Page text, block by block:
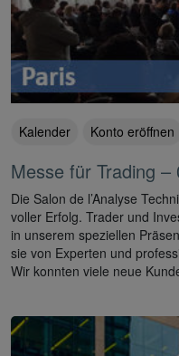
Kalender Konto eröffnen
Messe für Trading –
Die Salon de l’Analyse
voller Erfolg. Trader und
in unserem speziellen
sie von Experten und
Wir konnten viele neue